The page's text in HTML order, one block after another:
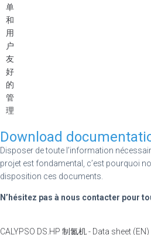
单
和
用
户
友
好
的
管
理
Download
Disposer de toute l’information
projet est fondamental, c’est pourquoi
disposition ces documents.
N’hésitez pas à nous contacter pour
CALYPSO DS.HP 制氮机 - Data sheet (EN)